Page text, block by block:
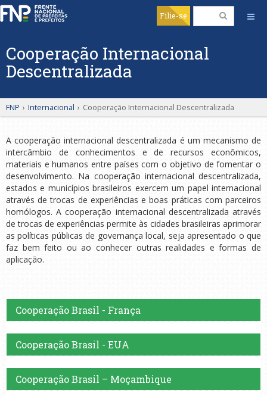
Filie-se
Cooperação Internacional
Descentralizada
FNP › Internacional › Cooperação Internacional Descentralizada
A cooperação internacional descentralizada é um mecanismo de
intercâmbio de conhecimentos e de recursos econômicos,
materiais e humanos entre países com o objetivo de fomentar o
desenvolvimento. Na cooperação internacional descentralizada,
estados e municípios brasileiros exercem um papel internacional
através de trocas de experiências e boas práticas com parceiros
homólogos. A cooperação internacional descentralizada através
de trocas de experiências permite às cidades brasileiras aprimorar
as políticas públicas de governança local, seja apresentado o que
faz bem feito ou ao conhecer outras realidades e formas de
aplicação.
Cooperação Brasil - França
Cooperação Brasil - EUA
Cooperação Brasil – Moçambique